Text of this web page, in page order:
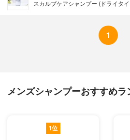
スカルプケアシャンプー (ドライタ
1
メンズシャンプーおすすめラ
1位